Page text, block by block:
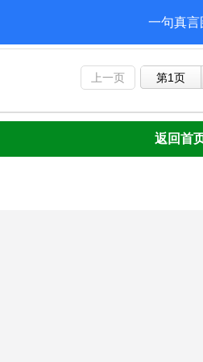
一句真言
上一页 第1页
返回首